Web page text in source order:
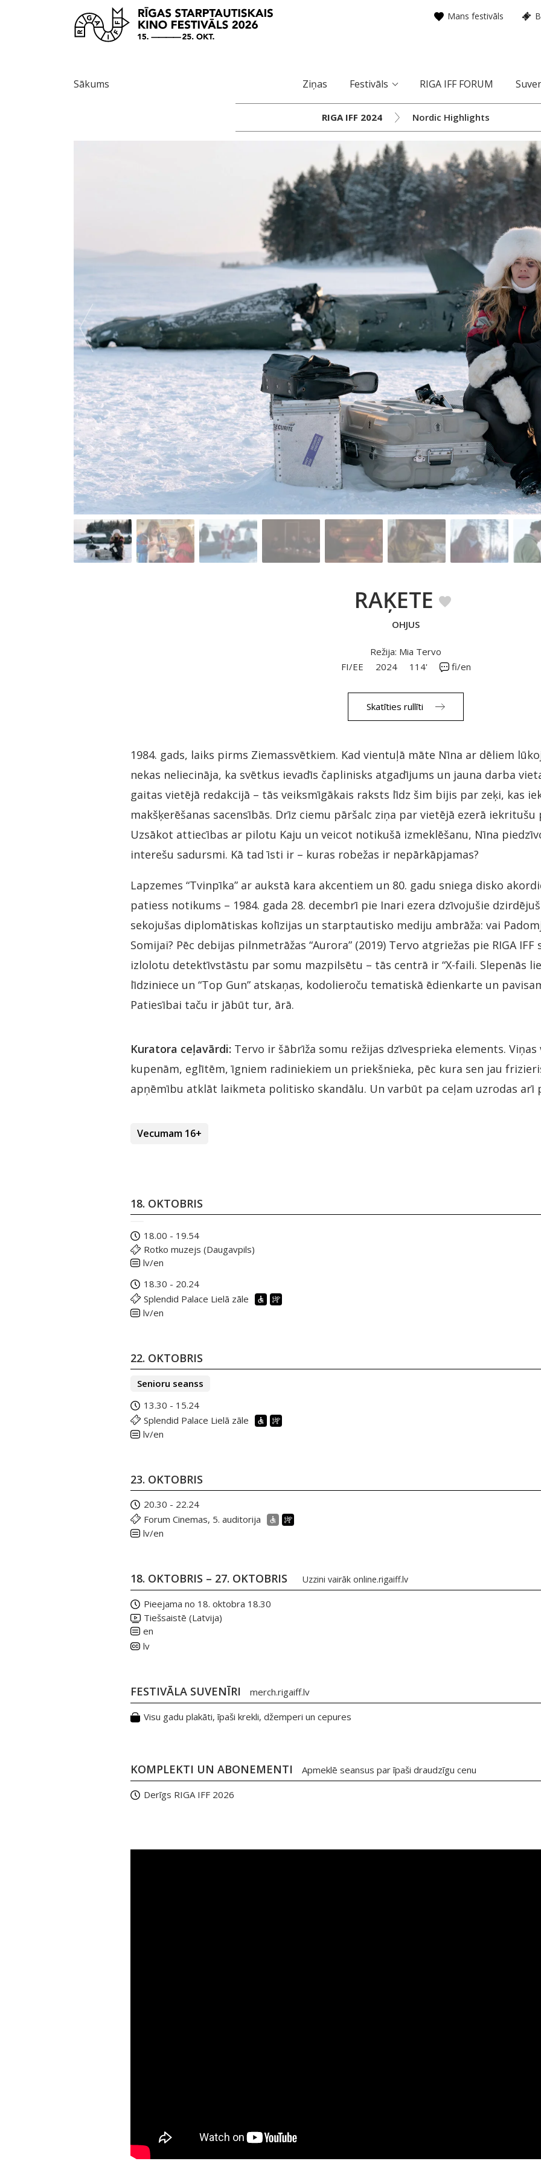
Mans festivāls
Sākums Ziņas Festivāls RIGA IFF FORUM
RIGA IFF 2024 Nordic Highlights
RAĶETE
OHJUS
Režija: Mia Tervo
FI/EE
2024 114' fi/en
Skatīties rullīti
1984. gads, laiks pirms Ziemassvētkiem. Kad vientuļā māte Nīna ar dēliem
nekas neliecināja, ka svētkus ievadīs čaplinisks atgadījums un jauna darba
gaitas vietējā redakcijā – tās veiksmīgākais raksts līdz šim bijis par zeķi, kas
makšķerēšanas sacensībās. Drīz ciemu pāršalc ziņa par vietējā ezerā
Uzsākot attiecības ar pilotu Kaju un veicot notikušā izmeklēšanu, Nīna
interešu sadursmi. Kā tad īsti ir – kuras robežas ir nepārkāpjamas?
Lapzemes “Tvinpīka” ar aukstā kara akcentiem un 80. gadu sniega disko
patiess notikums – 1984. gada 28. decembrī pie Inari ezera dzīvojušie
sekojušas diplomātiskas kolīzijas un starptautisko mediju ambrāža: vai
Somijai? Pēc debijas pilnmetrāžas “Aurora” (2019) Tervo atgriežas pie RIGA
izlolotu detektīvstāstu par somu mazpilsētu – tās centrā ir “X-faili. Slepenās
līdziniece un “Top Gun” atskaņas, kodolieroču tematiskā ēdienkarte un
Patiesībai taču ir jābūt tur, ārā.
Kuratora ceļavārdi: Tervo ir šābrīža somu režijas dzīvesprieka elements.
kupenām, eglītēm, īgniem radiniekiem un priekšnieka, pēc kura sen jau
apņēmību atklāt laikmeta politisko skandālu. Un varbūt pa ceļam uzrodas arī
Vecumam 16+
18. OKTOBRIS
18.00 - 19.54
Rotko muzejs (Daugavpils)
lv/en
18.30 - 20.24
Splendid Palace Lielā zāle
lv/en
22. OKTOBRIS
Senioru seanss
13.30 - 15.24
Splendid Palace Lielā zāle
lv/en
23. OKTOBRIS
20.30 - 22.24
Forum Cinemas, 5. auditorija
lv/en
18. OKTOBRIS – 27. OKTOBRIS Uzzini vairākonline.rigaiff.lv
Pieejama no 18. oktobra 18.30
Tiešsaistē (Latvija)
en
lv
FESTIVĀLA SUVENĪRI merch.rigaiff.lv
Visu gadu plakāti, īpaši krekli, džemperi un cepures
KOMPLEKTI UN ABONEMENTI Apmeklē seansus par īpaši draudzīgu cenu
Derīgs RIGA IFF 2026